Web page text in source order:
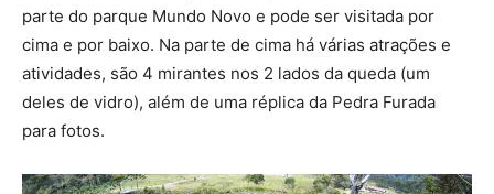
parte do parque Mundo Novo e pode ser visitada por
cima e por baixo. Na parte de cima há várias atrações e
atividades, são 4 mirantes nos 2 lados da queda (um
deles de vidro), além de uma réplica da Pedra Furada
para fotos.